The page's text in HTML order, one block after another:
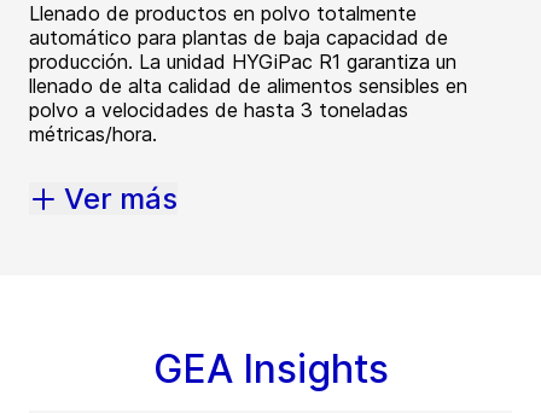
Llenado de productos en polvo totalmente
automático para plantas de baja capacidad de
producción. La unidad HYGiPac R1 garantiza un
llenado de alta calidad de alimentos sensibles en
polvo a velocidades de hasta 3 toneladas
métricas/hora.
Ver más
GEA Insights